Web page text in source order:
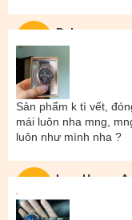
Đal
Lam Hoang
Sản phẩm k tì vết,
mái luôn nha mng,
luôn như mình nha ?